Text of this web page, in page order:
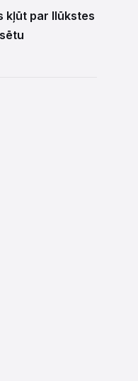
kļūt par Ilūkstes